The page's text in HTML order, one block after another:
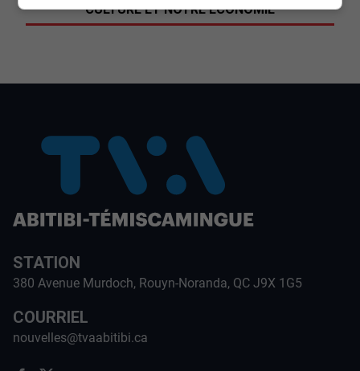
CULTURE ET NOTRE ÉCONOMIE
STATION
380 Avenue Murdoch, Rouyn-Noranda, QC J9X 1G5
COURRIEL
nouvelles@tvaabitibi.ca